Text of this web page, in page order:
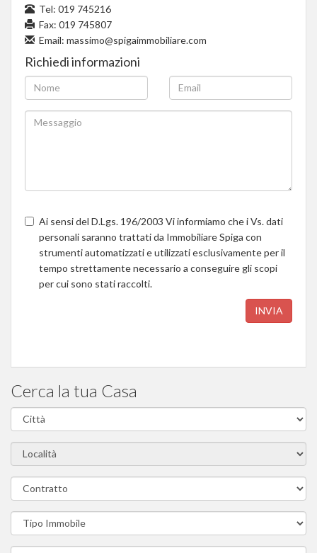
Tel: 019 745216
Fax: 019 745807
Email: massimo@spigaimmobiliare.com
Richiedi informazioni
Ai sensi del D.Lgs. 196/2003 Vi informiamo che i Vs. dati
personali saranno trattati da Immobiliare Spiga con
strumenti automatizzati e utilizzati esclusivamente per il
tempo strettamente necessario a conseguire gli scopi
per cui sono stati raccolti.
INVIA
Cerca la tua Casa